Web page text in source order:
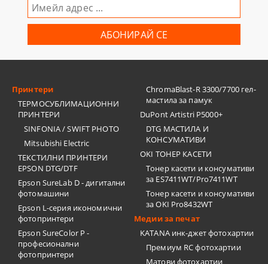
Принтери
ТЕРМОСУБЛИМАЦИОННИ
ПРИНТЕРИ
SINFONIA / SWIFT PHOTO
Mitsubishi Electric
ТЕКСТИЛНИ ПРИНТЕРИ
EPSON DTG/DTF
Epson SureLab D - дигитални
фотомашини
Epson L-серия икономични
фотопринтери
Epson SureColor P -
професионални
фотопринтери
ChromaBlast-R 3300/7700 гел-
мастила за памук
DuPont Artistri P5000+
DTG МАСТИЛА И
КОНСУМАТИВИ
OKI ТОНЕР КАСЕТИ
Тонер касети и консумативи
за ES7411WT/Pro7411WT
Тонер касети и консумативи
за OKI Pro8432WT
Медии за печат
KATANA инк-джет фотохартии
Премиум RC фотохартии
Матови фотохартии